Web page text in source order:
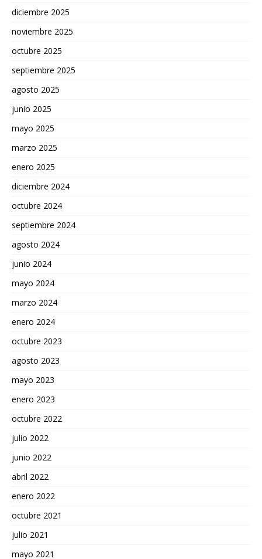
diciembre 2025
noviembre 2025
octubre 2025
septiembre 2025
agosto 2025
junio 2025
mayo 2025
marzo 2025
enero 2025
diciembre 2024
octubre 2024
septiembre 2024
agosto 2024
junio 2024
mayo 2024
marzo 2024
enero 2024
octubre 2023
agosto 2023
mayo 2023
enero 2023
octubre 2022
julio 2022
junio 2022
abril 2022
enero 2022
octubre 2021
julio 2021
mayo 2021